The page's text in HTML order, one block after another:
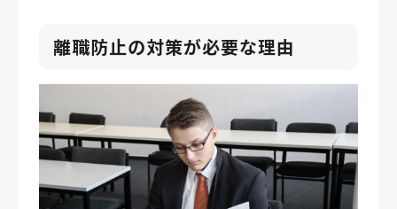
離職防止の対策が必要な理由